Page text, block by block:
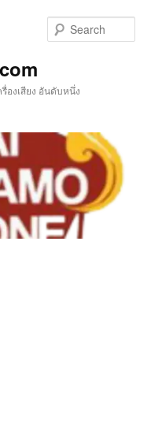
องเสียง อันดับหนึ่ง